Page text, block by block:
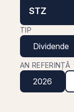
STZ
TIP
Dividende
AN REFERINȚĂ
2026